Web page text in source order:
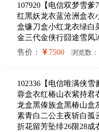
107920【电信双梦雪
红黑妖龙衣蓝沧洲盒衣
盒镰刀盒小红龙衣绿白
金三代金侠行囧途雪凤
售价：
7500 浏览数：
102336【电信唯满侠
蓉盒衣红椿山衣紫持君
龙盒黑傣族盒黑椿山盒
素青白二公主夜斩白孤
折花留芳坠绯26限28成